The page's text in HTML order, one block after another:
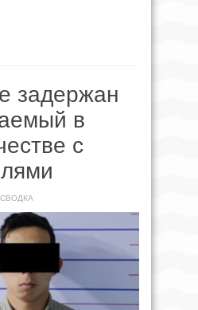
задержан
в
с
СВОДКА